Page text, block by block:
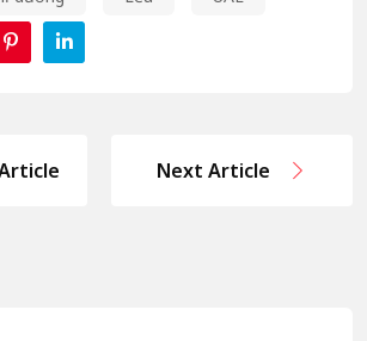
Next Article